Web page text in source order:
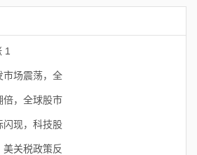
1
市场震荡，全
倍，全球股市
闪现，科技股
关税政策反